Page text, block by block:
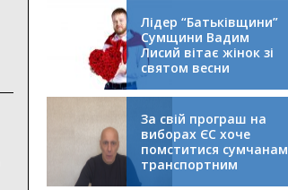
Лідер “Батьківщини”
Сумщини Вадим
Лисий вітає жінок зі
святом весни
За свій програш на
виборах ЄС хоче
помститися сумчанам
транспортним
колапсом